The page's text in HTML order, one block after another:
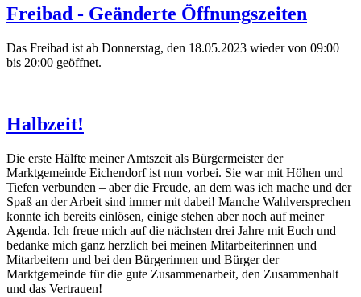
Freibad - Geänderte Öffnungszeiten
Das Freibad ist ab Donnerstag, den 18.05.2023 wieder von 09:00
bis 20:00 geöffnet.
Halbzeit!
Die erste Hälfte meiner Amtszeit als Bürgermeister der
Marktgemeinde Eichendorf ist nun vorbei. Sie war mit Höhen und
Tiefen verbunden – aber die Freude, an dem was ich mache und der
Spaß an der Arbeit sind immer mit dabei! Manche Wahlversprechen
konnte ich bereits einlösen, einige stehen aber noch auf meiner
Agenda. Ich freue mich auf die nächsten drei Jahre mit Euch und
bedanke mich ganz herzlich bei meinen Mitarbeiterinnen und
Mitarbeitern und bei den Bürgerinnen und Bürger der
Marktgemeinde für die gute Zusammenarbeit, den Zusammenhalt
und das Vertrauen!